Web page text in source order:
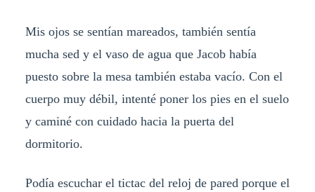
Mis ojos se sentían mareados, también sentía
mucha sed y el vaso de agua que Jacob había
puesto sobre la mesa también estaba vacío. Con el
cuerpo muy débil, intenté poner los pies en el suelo
y caminé con cuidado hacia la puerta del
dormitorio.
Podía escuchar el tictac del reloj de pared porque el